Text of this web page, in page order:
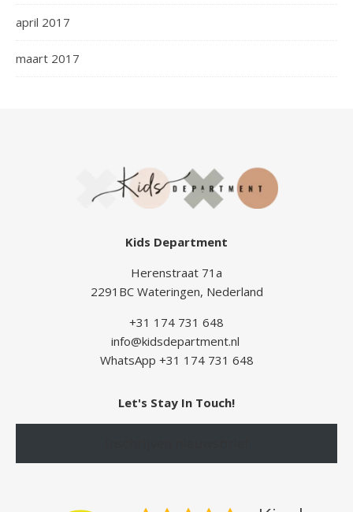
april 2017
maart 2017
Kids Department
Herenstraat 71a
2291BC Wateringen, Nederland
+31 174 731 648
info@kidsdepartment.nl
WhatsApp +31 174 731 648
Let's Stay In Touch!